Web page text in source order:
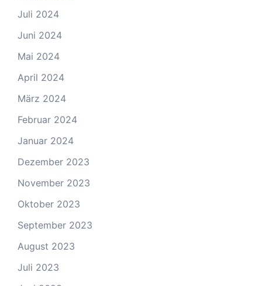
Juli 2024
Juni 2024
Mai 2024
April 2024
März 2024
Februar 2024
Januar 2024
Dezember 2023
November 2023
Oktober 2023
September 2023
August 2023
Juli 2023